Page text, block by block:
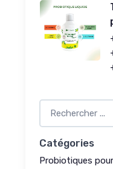
Catégories
Probiotiques